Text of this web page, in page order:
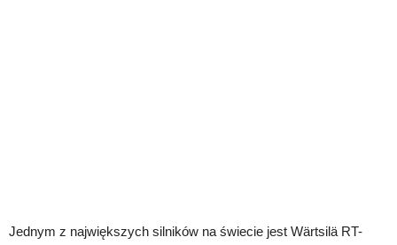
Jednym z największych silników na świecie jest Wärtsilä RT-